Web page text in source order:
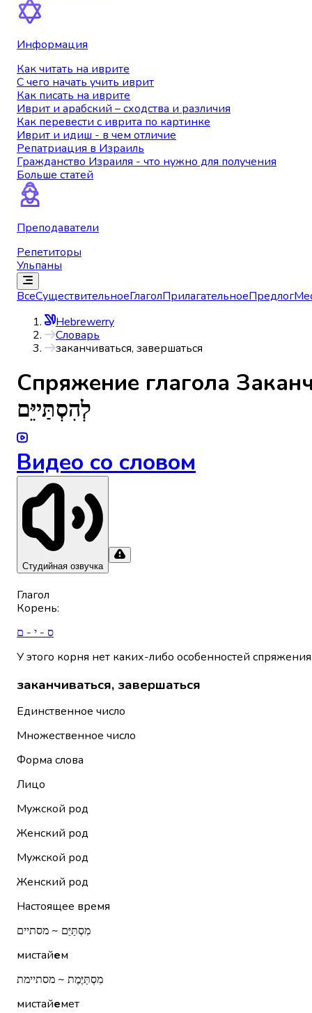
Информация
Как читать на иврите
С чего начать учить иврит
Как писать на иврите
Иврит и арабский – сходства и различия
Как перевести с иврита по картинке
Иврит и идиш - в чем отличие
Репатриация в Израиль
Гражданство Израиля - что нужно для получения
Больше статей
Преподаватели
Репетиторы
Ульпаны
ВсеСуществительноеГлаголПрилагательноеПредлог
Hebrewerry
Словарь
заканчиваться, завершаться
Спряжениe глагола
לְהִסְתַּייֵּם
Видео со словом
Студийная озвучка
Глагол
Корень:
ס - י - ם
У этого корня нет каких-либо особенностей
заканчиваться, завершаться
Единственное число
Множественное число
Форма слова
Лицо
Мужской род
Женский род
Мужской род
Женский род
Настоящее время
מִסְתַּיֵּם ~ מסתיים
мистайем
מִסְתַּיֶּמֶת ~ מסתיימת
мистайемет